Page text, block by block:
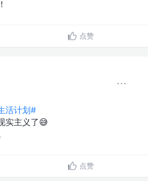
点赞
活计划#
实主义了😅
点赞